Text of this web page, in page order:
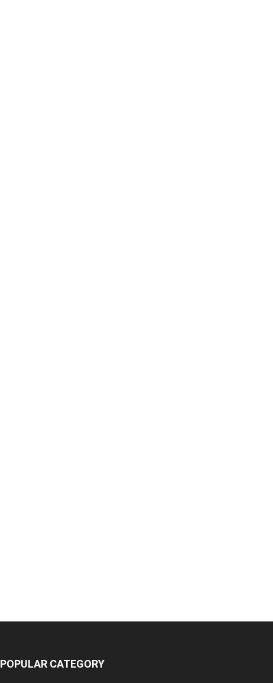
POPULAR CATEGORY